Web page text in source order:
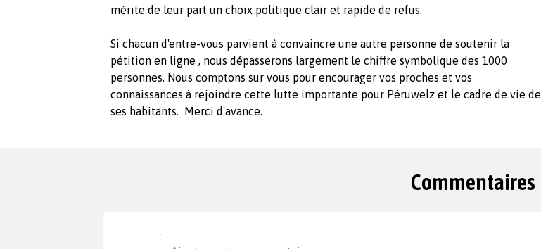
mérite de leur part un choix politique clair et rapide de refus.
Si chacun d'entre-vous parvient à convaincre une autre personne de soutenir la
pétition en ligne , nous dépasserons largement le chiffre symbolique des 1000
personnes. Nous comptons sur vous pour encourager vos proches et vos
connaissances à rejoindre cette lutte importante pour Péruwelz et le cadre de vie de
ses habitants. Merci d'avance.
Commentaires